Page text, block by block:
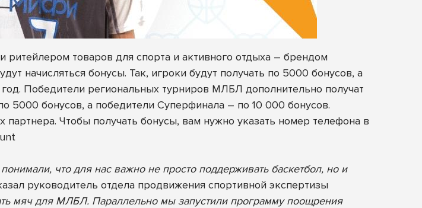
товаров для спорта и активного отдыха – брендом
начисляться бонусы. Так, игроки будут получать по 5000 бонусов, а
Победители региональных турниров МЛБЛ дополнительно получат
5000 бонусов, а победители Суперфинала – по 10 000 бонусов.
партнера. Чтобы получать бонусы, вам нужно указать номер телефона в
что для нас важно не просто поддерживать баскетбол, но и
руководитель отдела продвижения спортивной экспертизы
мяч для МЛБЛ. Параллельно мы запустили программу поощрения